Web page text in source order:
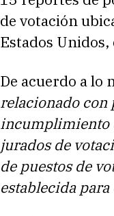
de votación
Estados
De acuerdo a lo
relacionado con
incumplimiento
jurados de
de puestos de
establecida para